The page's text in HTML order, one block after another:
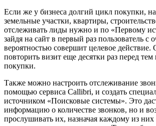
Если же у бизнеса долгий цикл покупки,
земельные участки, квартиры,
отслеживать лиды нужно и по «Первому
зайдя на сайт в первый раз пользователь с
вероятностью совершит целевое
повторить визит еще десятки раз перед тем
покупки.
Также можно настроить отслеживание
помощью сервиса Callibri, и создать
источником «Поисковые системы». Это
информацию о количестве звонков, но и
прослушивать их, назначая каждому из них